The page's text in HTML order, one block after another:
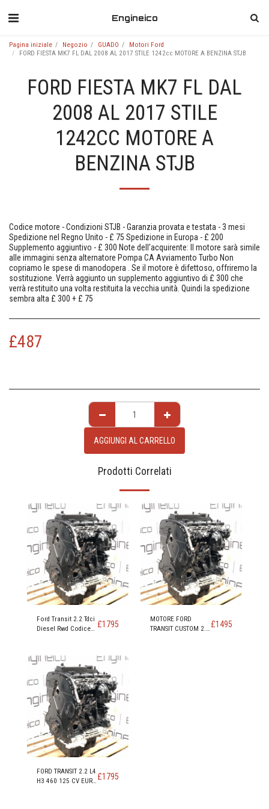
Engineico
Pagina iniziale Negozio GUADO
Motori Ford
FORD FIESTA MK7 FL DAL 2008 AL 2017 STILE 1242cc MOTORE A BENZINA STJB
FORD FIESTA MK7 FL DAL
2008 AL 2017 STILE
1242CC MOTORE A
BENZINA STJB
Codice motore - Condizioni STJB - Garanzia provata e testata - 3 mesi
Spedizione nel Regno Unito - £ 75 Spedizione in Europa - £ 200
Supplemento aggiuntivo - £ 300 Note dell'acquirente: Il motore sarà simile
alle immagini senza alternatore Pompa CA Avviamento Turbo Non
copriamo le spese di manodopera . Se il motore è difettoso, offriremo la
sostituzione. Verrà aggiunto un supplemento aggiuntivo di £ 300 che
verrà restituito una volta restituita la vecchia unità. Quindi la spedizione
sembra alta £ 300 + £ 75
£487
AGGIUNGI AL CARRELLO
Prodotti Correlati
Ford Transit 2.2 Tdci
Diesel Rwd Codice
£1795
MOTORE FORD
TRANSIT CUSTOM 2.2 £1495
FORD TRANSIT 2.2 L4
H3 460 125 CV EURO £1795